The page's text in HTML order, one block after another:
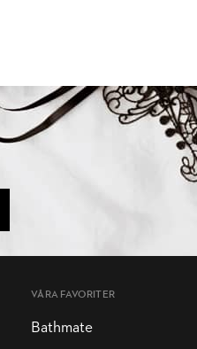
VÅRA FAVORITER
Bathmate